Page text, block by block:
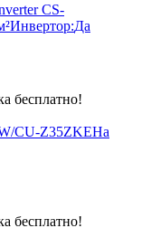
CS-
Инвертор:Да
бесплатно!
CU-Z35ZKEНа
бесплатно!